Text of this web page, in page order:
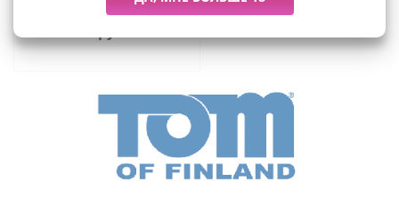
Finland - 19 см